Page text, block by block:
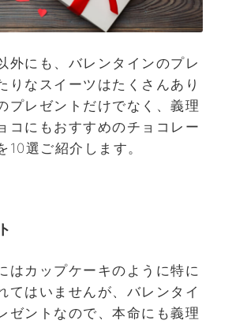
外にも、バレンタインのプレ
りなスイーツはたくさんあり
プレゼントだけでなく、義理
コにもおすすめのチョコレー
10選ご紹介します。
はカップケーキのように特に
てはいませんが、バレンタイ
ゼントなので、本命にも義理